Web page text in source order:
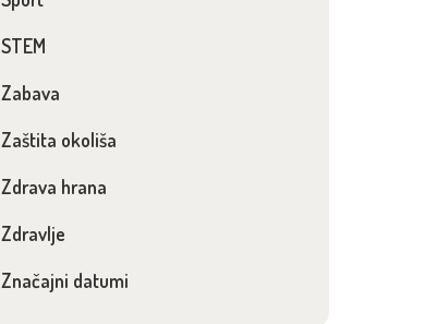
STEM
Zabava
Zaštita okoliša
Zdrava hrana
Zdravlje
Značajni datumi